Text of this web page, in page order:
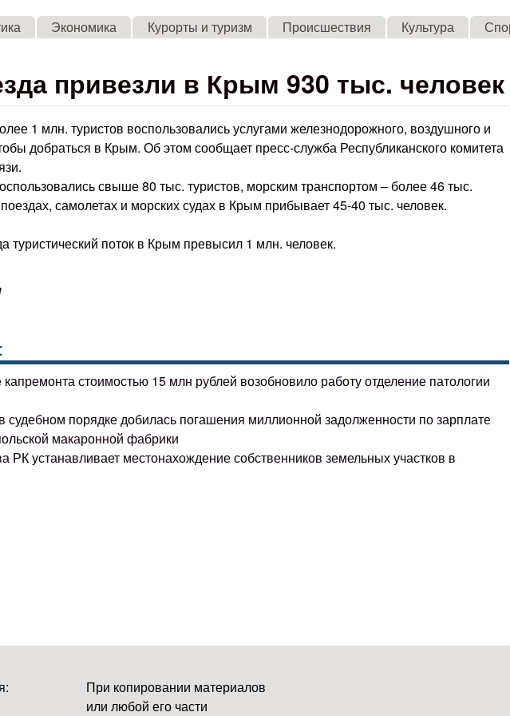
Skip to main content
Экономика Курорты и туризм Происшествия Культура
привезли в Крым 930 тыс. человек
1 млн. туристов воспользовались услугами железнодорожного, воздушного и
добраться в Крым. Об этом сообщает пресс-служба Республиканского комитета
свыше 80 тыс. туристов, морским транспортом – более 46 тыс.
самолетах и морских судах в Крым прибывает 45-40 тыс. человек.
туристический поток в Крым превысил 1 млн. человек.
стоимостью 15 млн рублей возобновило работу отделение патологии
судебном порядке добилась погашения миллионной задолженности по зарплате
макаронной фабрики
РК устанавливает местонахождение собственников земельных участков в
При копировании материалов
или любой его части